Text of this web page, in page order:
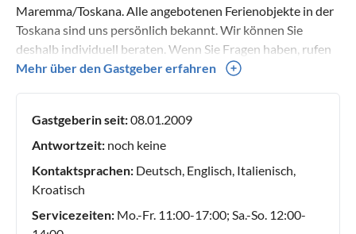
Maremma/Toskana. Alle angebotenen Ferienobjekte in der
Toskana sind uns persönlich bekannt. Wir können Sie
deshalb individuell beraten. Wenn Sie Fragen haben, rufen
Sie uns an Tel. +49 1520 540 73 49 oder schicken uns eine
Mehr über den Gastgeber erfahren
Gastgeberin seit:08.01.2009
Antwortzeit: noch keine
Kontaktsprachen: Deutsch, Englisch, Italienisch,
Kroatisch
Servicezeiten: Mo.-Fr. 11:00-17:00; Sa.-So. 12:00-